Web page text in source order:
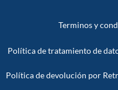
Terminos y
Política de tratamiento de
Política de devolución por